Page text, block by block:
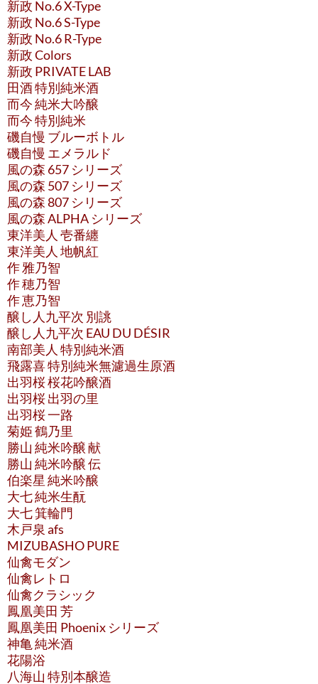
新政 No.6 X-Type
新政 No.6 S-Type
新政 No.6 R-Type
新政 Colors
新政 PRIVATE LAB
田酒 特別純米酒
而今 純米大吟醸
而今 特別純米
磯自慢 ブルーボトル
磯自慢 エメラルド
風の森 657 シリーズ
風の森 507 シリーズ
風の森 807 シリーズ
風の森 ALPHA シリーズ
東洋美人 壱番纏
東洋美人 地帆紅
作 雅乃智
作 穂乃智
作 恵乃智
醸し人九平次 別誂
醸し人九平次 EAU DU DÉSIR
南部美人 特別純米酒
飛露喜 特別純米無濾過生原酒
出羽桜 桜花吟醸酒
出羽桜 出羽の里
出羽桜 一路
菊姫 鶴乃里
勝山 純米吟醸 献
勝山 純米吟醸 伝
伯楽星 純米吟醸
大七 純米生酛
大七 箕輪門
木戸泉 afs
MIZUBASHO PURE
仙禽モダン
仙禽レトロ
仙禽クラシック
鳳凰美田 芳
鳳凰美田 Phoenix シリーズ
神亀 純米酒
花陽浴
八海山 特別本醸造